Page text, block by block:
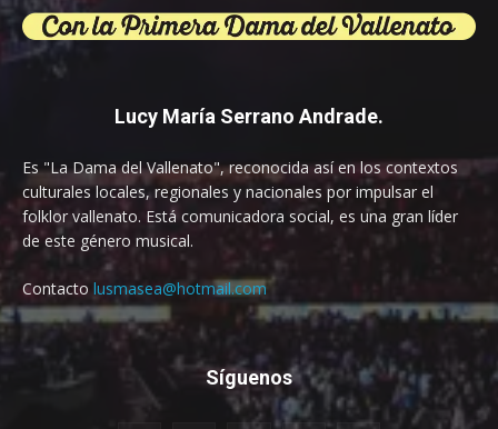
Lucy María Serrano Andrade.
Es "La Dama del Vallenato", reconocida así en los contextos
culturales locales, regionales y nacionales por impulsar el
folklor vallenato. Está comunicadora social, es una gran líder
de este género musical.
Contacto lusmasea@hotmail.com
Síguenos